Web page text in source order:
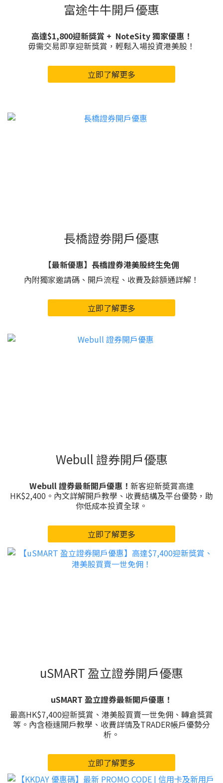
富途牛牛開戶優惠
高達$1,800迎新獎賞 + NoteSity 獨家優惠！
毋需交易即享迎新獎賞，輕鬆入場投資港美股！
立即了解更多
長橋證劵開戶優惠
【最新優惠】長橋證券港美股終生免佣
內附獨家邀請碼、開戶流程、收費及餘額通詳解！
立即了解更多
Webull 證券開戶優惠
Webull 證券最新開戶優惠！ 新客迎新奬賞高達
HK$2,400。內文詳解開戶教學、收費結構及平台優勢，助
你低成本投資全球。
立即了解更多
uSMART 盈立證券開戶優惠
uSMART 盈立證券最新開戶優惠！
最高HK$7,400迎新獎賞、港美股買賣一世免佣、轉倉獎賞
等。內含極速開戶教學、收費詳情及TRADER帳戶優勢分
析。
立即了解更多